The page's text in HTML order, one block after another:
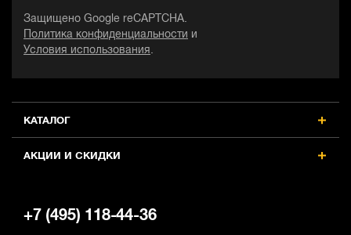
КАТАЛОГ
АКЦИИ И СКИДКИ
Защищено Google reCAPTCHA.
Политика конфиденциальности
и
Условия использования .
+7 (495) 118-44-36